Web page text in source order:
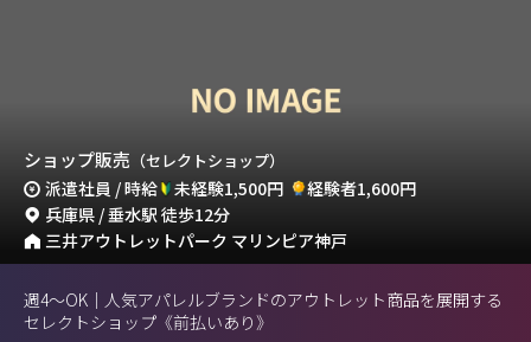
ショップ販売 （セレクトショップ）
派遣社員 / 時給 未経験1,500円
経験者1,600円
兵庫県 / 垂水駅 徒歩12分
三井アウトレットパーク マリンピア神戸
週4～OK｜人気アパレルブランドのアウトレット商品を展開する
セレクトショップ《前払いあり》